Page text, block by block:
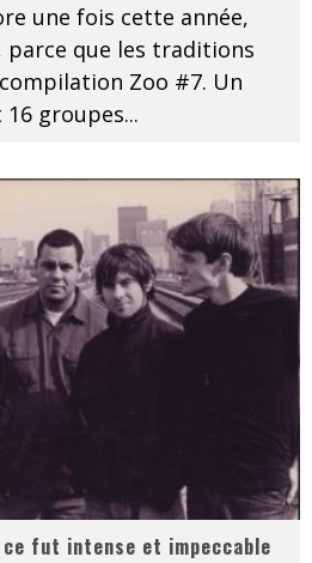
une fois cette année,
que les traditions
compilation Zoo #7. Un
groupes...
fut intense et impeccable